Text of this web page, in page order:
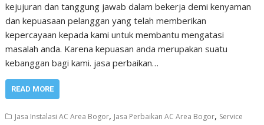
kejujuran dan tanggung jawab dalam bekerja demi kenyaman
dan kepuasaan pelanggan yang telah memberikan
kepercayaan kepada kami untuk membantu mengatasi
masalah anda. Karena kepuasan anda merupakan suatu
kebanggan bagi kami. jasa perbaikan…
READ MORE
Jasa Instalasi AC Area Bogor, Jasa Perbaikan AC Area Bogor, Service